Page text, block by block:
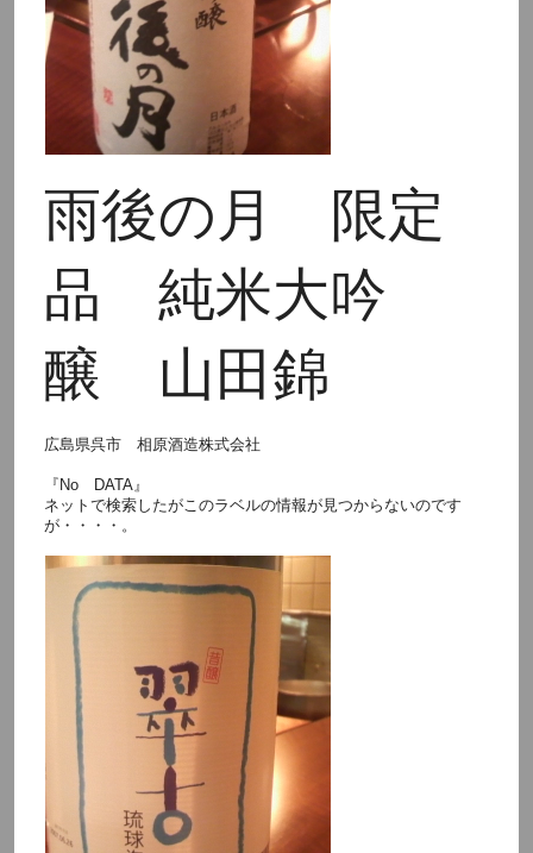
雨後の月 限定
品 純米大吟
醸 山田錦
広島県呉市 相原酒造株式会社
『No DATA』
ネットで検索したがこのラベルの情報が見つからないのです
が・・・・。